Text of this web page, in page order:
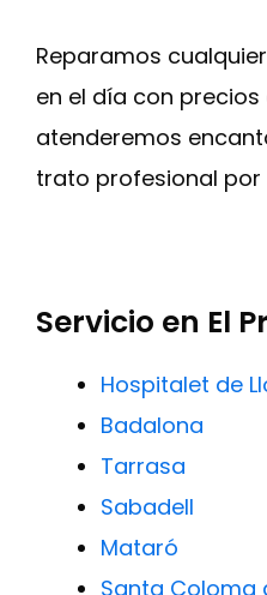
Reparamos
en el día con
atenderemos
trato profesional por
Servicio en El
Hospitalet de
Badalona
Tarrasa
Sabadell
Mataró
Santa Coloma